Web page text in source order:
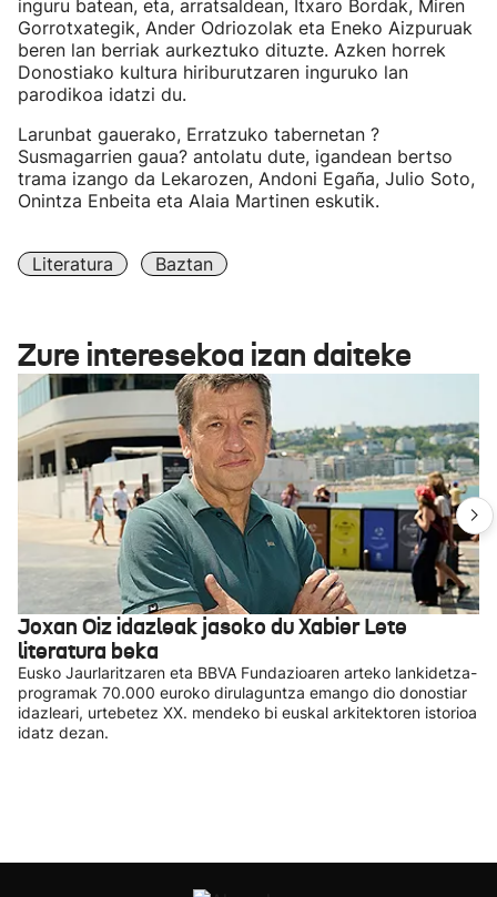
inguru batean, eta, arratsaldean, Itxaro Bordak, Miren
Gorrotxategik, Ander Odriozolak eta Eneko Aizpuruak
beren lan berriak aurkeztuko dituzte. Azken horrek
Donostiako kultura hiriburutzaren inguruko lan
parodikoa idatzi du.
Larunbat gauerako, Erratzuko tabernetan ?
Susmagarrien gaua? antolatu dute, igandean bertso
trama izango da Lekarozen, Andoni Egaña, Julio Soto,
Onintza Enbeita eta Alaia Martinen eskutik.
Literatura Baztan
Zure interesekoa izan daiteke
Joxan Oiz idazleak jasoko du Xabier Lete
literatura beka
Eusko Jaurlaritzaren eta BBVA Fundazioaren arteko lankidetza-
programak 70.000 euroko dirulaguntza emango dio donostiar
idazleari, urtebetez XX. mendeko bi euskal arkitektoren istorioa
idatz dezan.